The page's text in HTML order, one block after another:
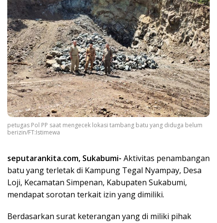
petugas Pol PP saat mengecek lokasi tambang batu yang diduga belum
berizin/FT:Istimewa
seputarankita.com, Sukabumi- Aktivitas penambangan
batu yang terletak di Kampung Tegal Nyampay, Desa
Loji, Kecamatan Simpenan, Kabupaten Sukabumi,
mendapat sorotan terkait izin yang dimiliki.
Berdasarkan surat keterangan yang di miliki pihak